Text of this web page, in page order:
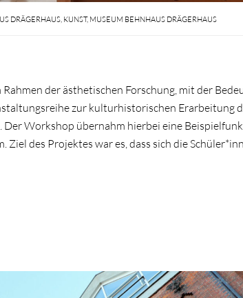
DRÄGERHAUS, KUNST, MUSEUM BEHNHAUS DRÄGERHAUS
der ästhetischen Forschung, mit der
zur kulturhistorischen Erarbeitung
Der Workshop übernahm hierbei eine
des Projektes war es, dass sich die